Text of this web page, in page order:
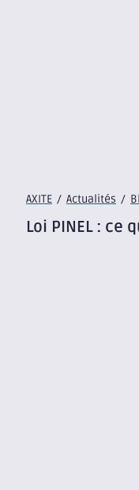
AXITE / Actualités /
Loi PINEL : ce